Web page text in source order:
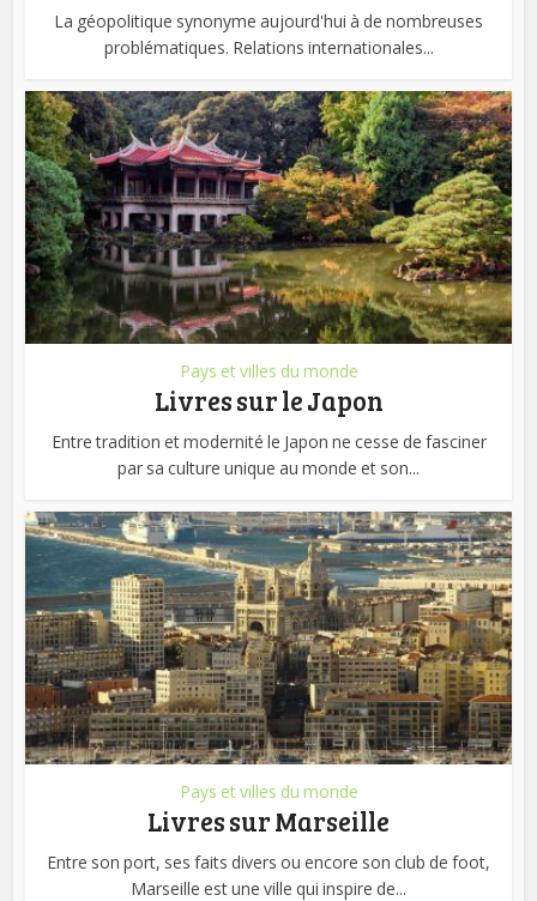
La géopolitique synonyme aujourd'hui à de nombreuses
problématiques. Relations internationales...
Pays et villes du monde
Livres sur le Japon
Entre tradition et modernité le Japon ne cesse de fasciner
par sa culture unique au monde et son...
Pays et villes du monde
Livres sur Marseille
Entre son port, ses faits divers ou encore son club de foot,
Marseille est une ville qui inspire de...